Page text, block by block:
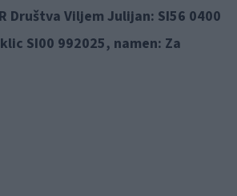
Društva Viljem Julijan: SI56 0400
SI00 992025, namen: Za